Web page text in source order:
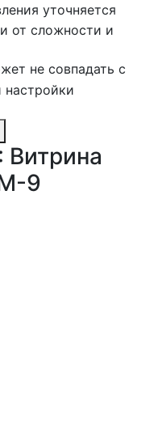
уточняется
от сложности и
не совпадать с
настройки
Витрина
9